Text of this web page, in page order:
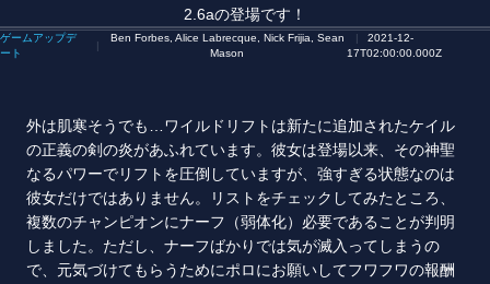
2.6aの登場です！
ゲームアップデ
ート
Ben Forbes, Alice Labrecque, Nick Frijia, Sean
Mason
2021-12-
17T02:00:00.000Z
外は肌寒そうでも…ワイルドリフトは新たに追加されたケイル
の正義の剣の炎があふれています。彼女は登場以来、その神聖
なるパワーでリフトを圧倒していますが、強すぎる状態なのは
彼女だけではありません。リストをチェックしてみたところ、
複数のチャンピオンにナーフ（弱体化）必要であることが判明
しました。ただし、ナーフばかりでは気が滅入ってしまうの
で、元気づけてもらうためにポロにお願いしてフワフワの報酬